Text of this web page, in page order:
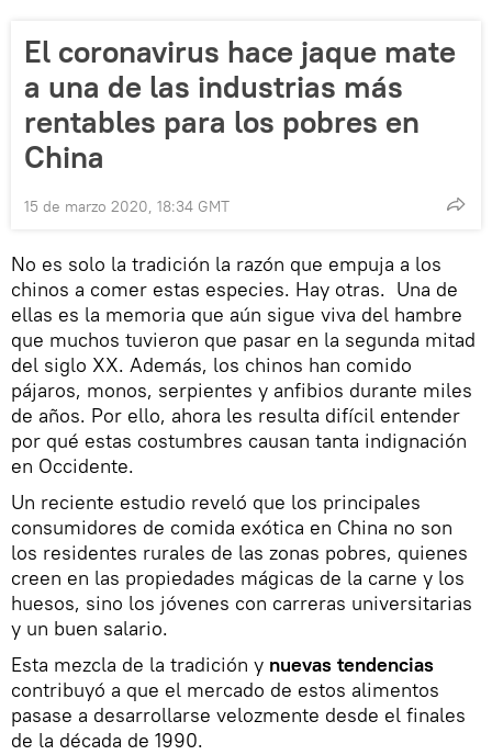
El coronavirus hace jaque mate
a una de las industrias más
rentables para los pobres en
China
15 de marzo 2020, 18:34 GMT
No es solo la tradición la razón que empuja a los
chinos a comer estas especies. Hay otras. Una de
ellas es la memoria que aún sigue viva del hambre
que muchos tuvieron que pasar en la segunda mitad
del siglo XX. Además, los chinos han comido
pájaros, monos, serpientes y anfibios durante miles
de años. Por ello, ahora les resulta difícil entender
por qué estas costumbres causan tanta indignación
en Occidente.
Un reciente estudio reveló que los principales
consumidores de comida exótica en China no son
los residentes rurales de las zonas pobres, quienes
creen en las propiedades mágicas de la carne y los
huesos, sino los jóvenes con carreras universitarias
y un buen salario.
Esta mezcla de la tradición y nuevas tendencias
contribuyó a que el mercado de estos alimentos
pasase a desarrollarse velozmente desde el finales
de la década de 1990.